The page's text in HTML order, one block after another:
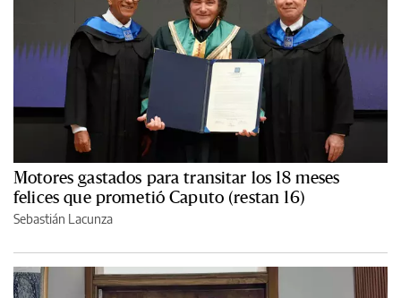
Motores gastados para transitar los 18 meses
felices que prometió Caputo (restan 16)
Sebastián Lacunza